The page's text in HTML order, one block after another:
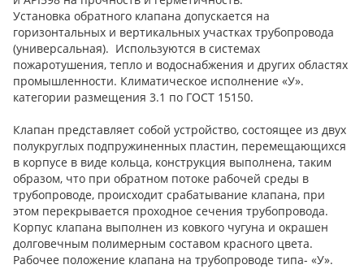
Установка обратного клапана допускается на
горизонтальных и вертикальных участках трубопровода
(универсальная). Используются в системах
пожаротушения, тепло и водоснабжения и других областях
промышленности. Климатическое исполнение «У».
категории размещения 3.1 по ГОСТ 15150.
Клапан представляет собой устройство, состоящее из двух
полукруглых подпружиненных пластин, перемещающихся
в корпусе в виде кольца, конструкция выполнена, таким
образом, что при обратном потоке рабочей среды в
трубопроводе, происходит срабатывание клапана, при
этом перекрывается проходное сечения трубопровода.
Корпус клапана выполнен из ковкого чугуна и окрашен
долговечным полимерным составом красного цвета.
Рабочее положение клапана на трубопроводе типа- «У».